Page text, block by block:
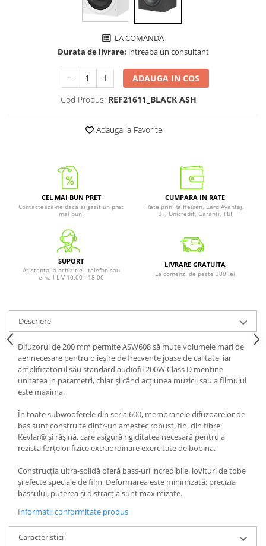
LA COMANDA
Durata de livrare: intreaba un consultant
ADAUGA IN COS
Cod Produs: REF21611_BLACK ASH
Adauga la Favorite
CEL MAI BUN PRET
Contacteaza-ne daca ai gasit un pret
mai bun!
CUMPARA IN RATE
Rate prin Raiffeisen, Card Avantaj,
BT, Unicredit, Garanti, TBI
SUPORT
Asistenta la achizitie - telefon sau
email L-V 10:00 - 18:00
LIVRARE GRATUITA
La comenzi de peste 300 lei
Descriere
Difuzorul de 200 mm permite ASW608 să mute volumele mari de
aer necesare pentru o ieșire de frecvente joase de calitate, iar
amplificatorul său standard audiofil 200W Class D menține
unitatea in parametri, chiar și când acțiunea muzicii sau a filmului
este maxima.
În toate subwooferele din seria 600, membranele difuzoarelor de
bas sunt construite dintr-un amestec robust, fin, din fibre
Kevlar® și rășină, care asigură rigiditatea necesară pentru a
rezista forțelor fizice extraordinare exercitate de bobina.
Construcția ultra-solidă oferă bass-uri incredibile, lovituri de tobe
și efecte speciale de film. Deformarea este minimizată; precizia
bassului, puterea și distracția sunt maximizate.
Informatii conformitate produs
Caracteristici